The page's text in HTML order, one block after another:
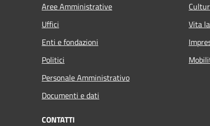
Aree Amministrative
Uffici
Enti e fondazioni
Politici
Personale Amministrativo
Documenti e dati
Vita
CONTATTI